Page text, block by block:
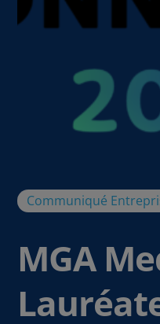
Communiqué
MGA